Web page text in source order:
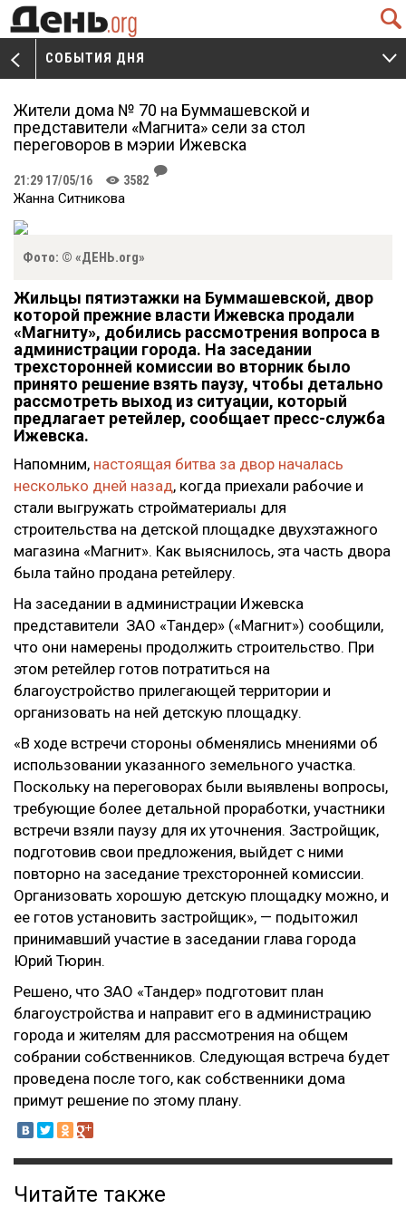
Q
V
СОБЫТИЯ ДНЯ
W
Жители дома № 70 на Буммашевской и
представители «Магнита» сели за стол
переговоров в мэрии Ижевска
21:29 17/05/16 K 3582
J
Жанна Ситникова
Фото: © «ДЕНЬ.org»
Жильцы пятиэтажки на Буммашевской, двор
которой прежние власти Ижевска продали
«Магниту», добились рассмотрения вопроса в
администрации города. На заседании
трехсторонней комиссии во вторник было
принято решение взять паузу, чтобы детально
рассмотреть выход из ситуации, который
предлагает ретейлер, сообщает пресс-служба
Ижевска.
Напомним, настоящая битва за двор началась
несколько дней назад, когда приехали рабочие и
стали выгружать стройматериалы для
строительства на детской площадке двухэтажного
магазина «Магнит». Как выяснилось, эта часть двора
была тайно продана ретейлеру.
На заседании в администрации Ижевска
представители ЗАО «Тандер» («Магнит») сообщили,
что они намерены продолжить строительство. При
этом ретейлер готов потратиться на
благоустройство прилегающей территории и
организовать на ней детскую площадку.
«В ходе встречи стороны обменялись мнениями об
использовании указанного земельного участка.
Поскольку на переговорах были выявлены вопросы,
требующие более детальной проработки, участники
встречи взяли паузу для их уточнения. Застройщик,
подготовив свои предложения, выйдет с ними
повторно на заседание трехсторонней комиссии.
Организовать хорошую детскую площадку можно, и
ее готов установить застройщик», — подытожил
принимавший участие в заседании глава города
Юрий Тюрин.
Решено, что ЗАО «Тандер» подготовит план
благоустройства и направит его в администрацию
города и жителям для рассмотрения на общем
собрании собственников. Следующая встреча будет
проведена после того, как собственники дома
примут решение по этому плану.
Читайте также